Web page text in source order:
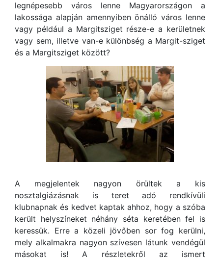
legnépesebb város lenne Magyarországon a
lakossága alapján amennyiben önálló város lenne
vagy például a Margitsziget része-e a kerületnek
vagy sem, illetve van-e különbség a Margit-sziget
és a Margitsziget között?
A megjelentek nagyon örültek a kis
nosztalgiázásnak is teret adó rendkívüli
klubnapnak és kedvet kaptak ahhoz, hogy a szóba
került helyszíneket néhány séta keretében fel is
keressük. Erre a közeli jövőben sor fog kerülni,
mely alkalmakra nagyon szívesen látunk vendégül
másokat is! A részletekről az ismert